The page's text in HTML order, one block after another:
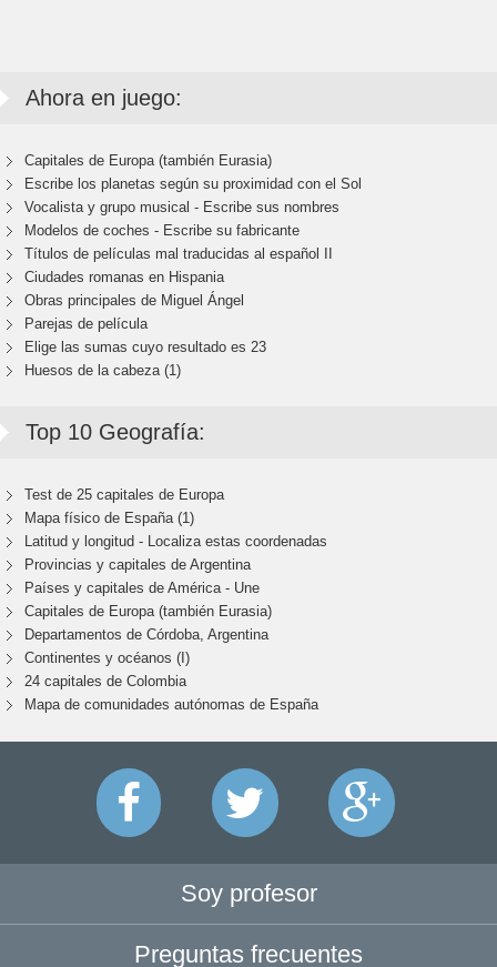
Ahora en juego:
Capitales de Europa (también Eurasia)
Escribe los planetas según su proximidad con el Sol
Vocalista y grupo musical - Escribe sus nombres
Modelos de coches - Escribe su fabricante
Títulos de películas mal traducidas al español II
Ciudades romanas en Hispania
Obras principales de Miguel Ángel
Parejas de película
Elige las sumas cuyo resultado es 23
Huesos de la cabeza (1)
Top 10 Geografía:
Test de 25 capitales de Europa
Mapa físico de España (1)
Latitud y longitud - Localiza estas coordenadas
Provincias y capitales de Argentina
Países y capitales de América - Une
Capitales de Europa (también Eurasia)
Departamentos de Córdoba, Argentina
Continentes y océanos (I)
24 capitales de Colombia
Mapa de comunidades autónomas de España
Soy profesor
Preguntas frecuentes